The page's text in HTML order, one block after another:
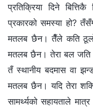
प्रतिक्रिया दिने
प्रकारको समस्या हो?
मतलब छैन। तैँले कति
मतलब छैन। तेरा बल
तँ स्थानीय बदमास वा
मतलब छैन। यदि तेरा
सामर्थ्यको सहायताले